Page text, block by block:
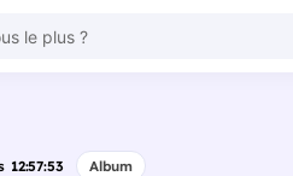
12:57:52 Album